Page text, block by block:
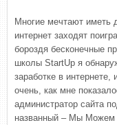
Многие мечтают иметь
интернет заходят
бороздя бесконечные
школы StartUp я
заработке в
очень, как мне
администратор сайта
названный – Мы Можем